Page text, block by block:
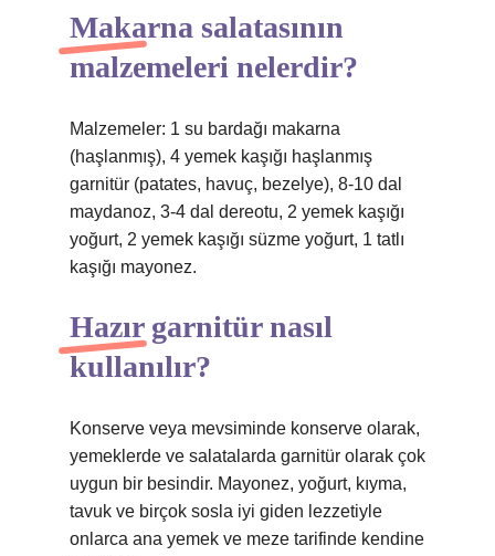
Makarna salatasının
malzemeleri nelerdir?
Malzemeler: 1 su bardağı makarna
(haşlanmış), 4 yemek kaşığı haşlanmış
garnitür (patates, havuç, bezelye), 8-10 dal
maydanoz, 3-4 dal dereotu, 2 yemek kaşığı
yoğurt, 2 yemek kaşığı süzme yoğurt, 1 tatlı
kaşığı mayonez.
Hazır garnitür nasıl
kullanılır?
Konserve veya mevsiminde konserve olarak,
yemeklerde ve salatalarda garnitür olarak çok
uygun bir besindir. Mayonez, yoğurt, kıyma,
tavuk ve birçok sosla iyi giden lezzetiyle
onlarca ana yemek ve meze tarifinde kendine